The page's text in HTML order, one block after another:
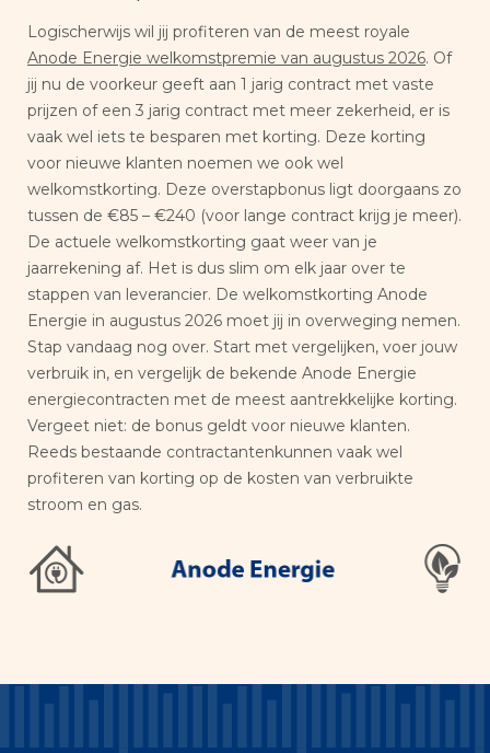
Logischerwijs wil jij profiteren van de meest royale
Anode Energie welkomstpremie van augustus 2026. Of
jij nu de voorkeur geeft aan 1 jarig contract met vaste
prijzen of een 3 jarig contract met meer zekerheid, er is
vaak wel iets te besparen met korting. Deze korting
voor nieuwe klanten noemen we ook wel
welkomstkorting. Deze overstapbonus ligt doorgaans zo
tussen de €85 – €240 (voor lange contract krijg je meer).
De actuele welkomstkorting gaat weer van je
jaarrekening af. Het is dus slim om elk jaar over te
stappen van leverancier. De welkomstkorting Anode
Energie in augustus 2026 moet jij in overweging nemen.
Stap vandaag nog over. Start met vergelijken, voer jouw
verbruik in, en vergelijk de bekende Anode Energie
energiecontracten met de meest aantrekkelijke korting.
Vergeet niet: de bonus geldt voor nieuwe klanten.
Reeds bestaande contractantenkunnen vaak wel
profiteren van korting op de kosten van verbruikte
stroom en gas.